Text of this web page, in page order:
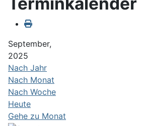
September,
2025
Nach Jahr
Nach Monat
Nach Woche
Heute
Gehe zu Monat